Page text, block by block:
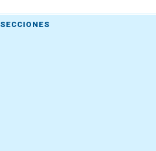
SECCIONES